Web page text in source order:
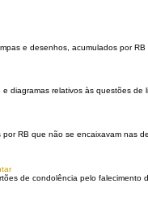
e desenhos, acumulados por
diagramas relativos às questões de
RB que não se encaixavam nas
de condolência pelo falecimento